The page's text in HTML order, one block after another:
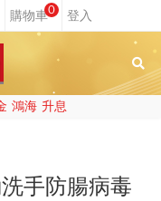
0
鴻海 升息
手防腸病毒